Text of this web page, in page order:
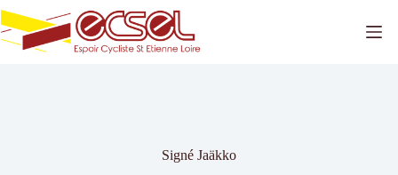
Passer
au
contenu
Signé Jaäkko